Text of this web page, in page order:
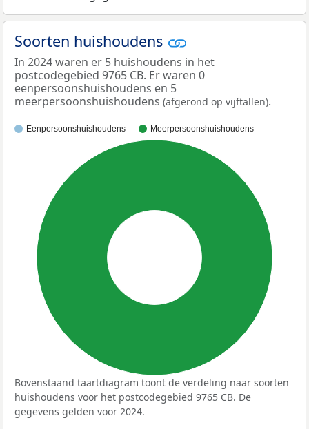
Soorten huishoudens
In 2024 waren er 5 huishoudens in het
postcodegebied 9765 CB. Er waren 0
eenpersoonshuishoudens en 5
meerpersoonshuishoudens (afgerond op vijftallen).
Eenpersoonshuishoudens Meerpersoonshuishoudens
Bovenstaand taartdiagram toont de verdeling naar soorten
huishoudens voor het postcodegebied 9765 CB. De
gegevens gelden voor 2024.